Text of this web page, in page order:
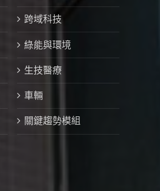
跨域科技
綠能與環境
生技醫療
車輛
關鍵趨勢模組